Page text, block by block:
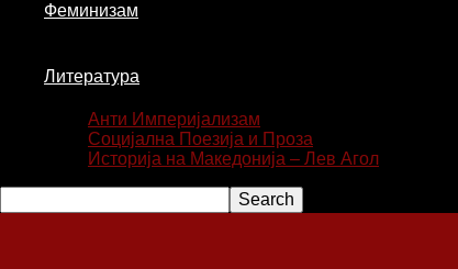
Феминизам
Литература
Анти Империјализам
Социјална Поезија и Проза
Историја на Македонија – Лев Агол